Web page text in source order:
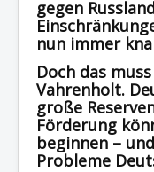
gegen
nun immer
Doch das
Vahrenholt.
große
Förderung
beginnen –
Probleme